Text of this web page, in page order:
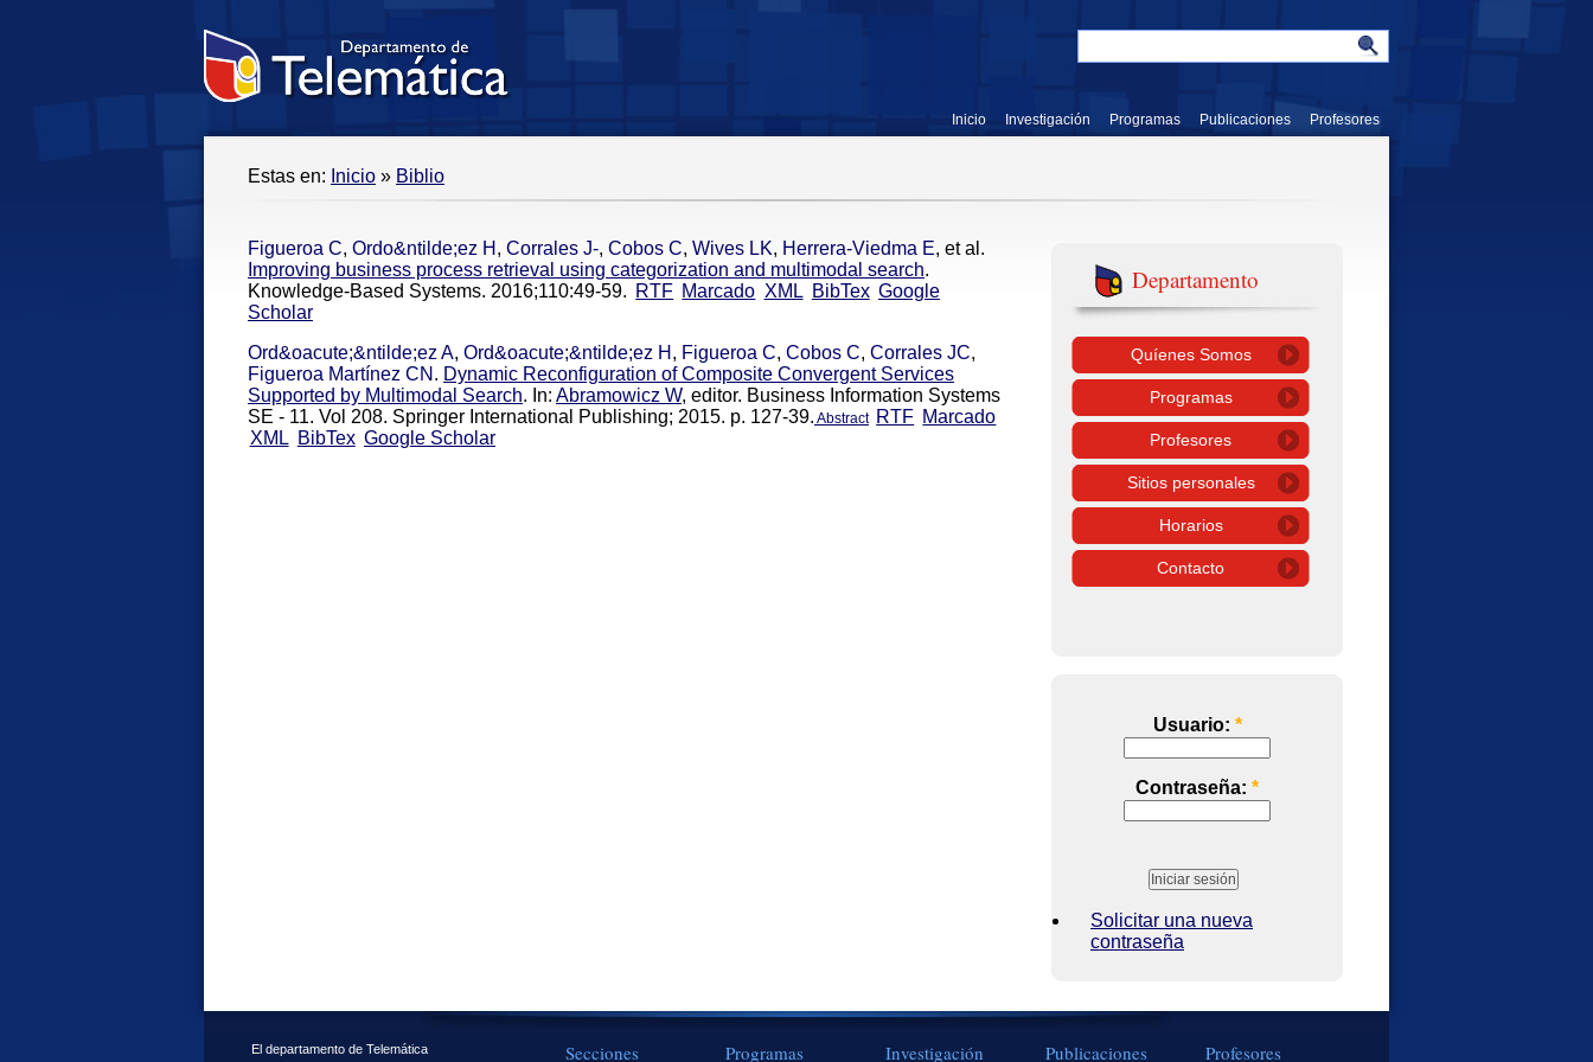
Inicio Investigación Programas Publicaciones Profesores
Estas en: Inicio » Biblio
Figueroa C, Ordo&ntilde;ez H , Corrales J-, Cobos C, Wives LK, Herrera-Viedma E, et al.
Improving business process retrieval using categorization and multimodal search.
Knowledge-Based Systems. 2016;110:49-59. RTF Marcado XML BibTex Google
Scholar
Ord&oacute;&ntilde;ez A, Ord&oacute;&ntilde;ez H , Figueroa C, Cobos C, Corrales JC,
Figueroa Martínez CN . Dynamic Reconfiguration of Composite Convergent Services
Supported by Multimodal Search. In: Abramowicz W, editor. Business Information Systems
SE - 11. Vol 208. Springer International Publishing; 2015. p. 127-39. Abstract RTF Marcado
XML BibTex Google Scholar
Departamento
Quíenes Somos
Programas
Profesores
Sitios personales
Horarios
Contacto
Usuario: *
Contraseña: *
Solicitar una nueva
contraseña
El departamento de Telemática
Secciones Programas Investigación Publicaciones Profesores